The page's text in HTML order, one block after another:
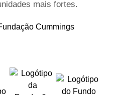
mais fortes.